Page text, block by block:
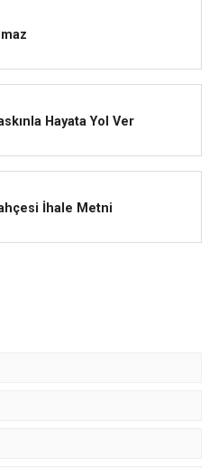
Hayata Yol Ver
İhale Metni